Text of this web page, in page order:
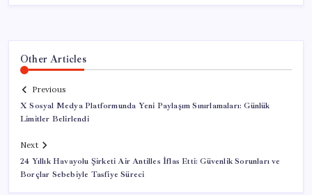
Other Articles
Previous
X Sosyal Medya Platformunda Yeni Paylaşım Sınırlamaları: Günlük
Limitler Belirlendi
Next
24 Yıllık Havayolu Şirketi Air Antilles İflas Etti: Güvenlik Sorunları ve
Borçlar Sebebiyle Tasfiye Süreci